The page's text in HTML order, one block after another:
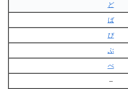
ど
ば
び
ぶ
べ
–